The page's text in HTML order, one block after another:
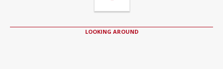
LOOKING AROUND